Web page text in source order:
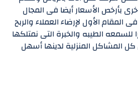
بأرخص الأسعار أيضا فى المجال
المقام الأول لإرضاء العملاء والربح
الطيبه والخبرة التى نمتلكها
المشاكل المنزلية لدينها أسهل